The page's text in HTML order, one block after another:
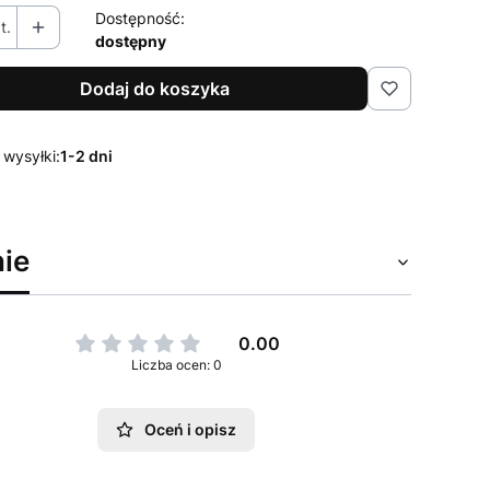
Dostępność:
dostępny
Dodaj do koszyka
1-2 dni
0.00
Liczba ocen: 0
Oceń i opisz